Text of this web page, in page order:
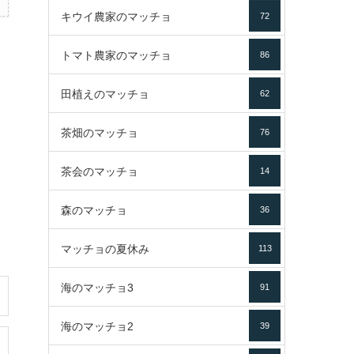
キウイ農家のマッチョ 72
トマト農家のマッチョ 86
田植えのマッチョ 62
茶畑のマッチョ 76
茶会のマッチョ 14
森のマッチョ 36
マッチョの夏休み 113
海のマッチョ3 91
海のマッチョ2 39